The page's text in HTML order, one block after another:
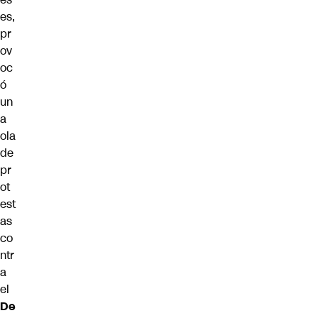
es,
pr
ov
oc
ó
un
a
ola
de
pr
ot
est
as
co
ntr
a
el
De